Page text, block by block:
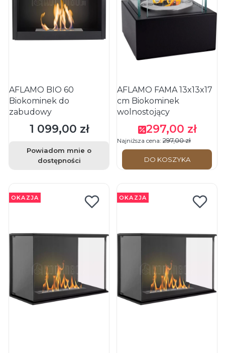
AFLAMO BIO 60
Biokominek do
zabudowy
Cena
1 099,00 zł
Powiadom mnie o
dostępności
AFLAMO FAMA 13x13x17
cm Biokominek
wolnostojący
Cena promocyjna
297,00 zł
Najniższa cena: 297,00 zł
DO KOSZYKA
OKAZJA OKAZJA